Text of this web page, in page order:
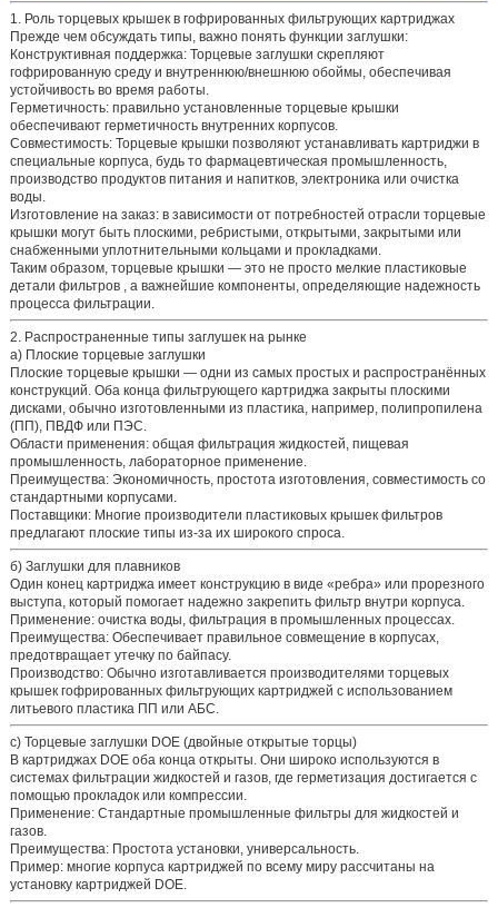
1. Роль торцевых крышек в гофрированных фильтрующих картриджах
Прежде чем обсуждать типы, важно понять функции заглушки:
Конструктивная поддержка:Торцевые заглушки скрепляют
гофрированную среду и внутреннюю/внешнюю обоймы, обеспечивая
устойчивость во время работы.
Герметичность:правильно установленные торцевые крышки
обеспечивают герметичность внутренних корпусов.
Совместимость:Торцевые крышки позволяют устанавливать картриджи в
специальные корпуса, будь то фармацевтическая промышленность,
производство продуктов питания и напитков, электроника или очистка
воды.
Изготовление на заказ:в зависимости от потребностей отрасли торцевые
крышки могут быть плоскими, ребристыми, открытыми, закрытыми или
снабженными уплотнительными кольцами и прокладками.
Таким образом, торцевые крышки — это не просто мелкие пластиковые
детали фильтров, а важнейшие компоненты, определяющие надежность
процесса фильтрации.
2. Распространенные типы заглушек на рынке
а) Плоские торцевые заглушки
Плоские торцевые крышки — одни из самых простых и распространённых
конструкций. Оба конца фильтрующего картриджа закрыты плоскими
дисками, обычно изготовленными из пластика, например, полипропилена
(ПП), ПВДФ или ПЭС.
Области применения:общая фильтрация жидкостей, пищевая
промышленность, лабораторное применение.
Преимущества:Экономичность, простота изготовления, совместимость со
стандартными корпусами.
Поставщики:Многие производители пластиковых крышек фильтров
предлагают плоские типы из-за их широкого спроса.
б) Заглушки для плавников
Один конец картриджа имеет конструкцию в виде «ребра» или прорезного
выступа, который помогает надежно закрепить фильтр внутри корпуса.
Применение:очистка воды, фильтрация в промышленных процессах.
Преимущества:Обеспечивает правильное совмещение в корпусах,
предотвращает утечку по байпасу.
Производство:Обычно изготавливается производителями торцевых
крышек гофрированных фильтрующих картриджей с использованием
литьевого пластика ПП или АБС.
c) Торцевые заглушки DOE (двойные открытые торцы)
В картриджах DOE оба конца открыты. Они широко используются в
системах фильтрации жидкостей и газов, где герметизация достигается с
помощью прокладок или компрессии.
Применение:Стандартные промышленные фильтры для жидкостей и
газов.
Преимущества:Простота установки, универсальность.
Пример:многие корпуса картриджей по всему миру рассчитаны на
установку картриджей DOE.